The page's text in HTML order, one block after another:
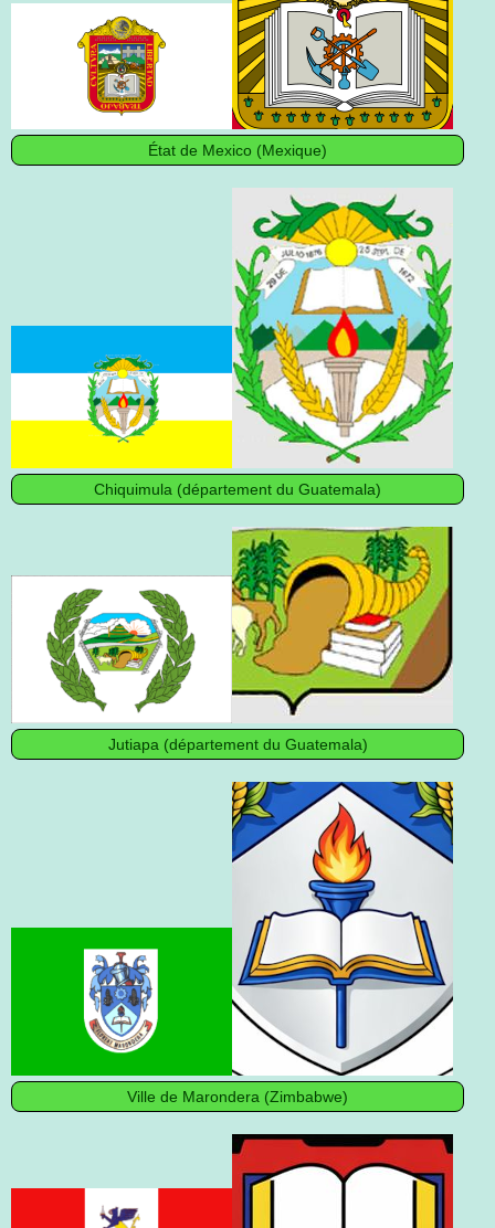
État de Mexico (Mexique)
Chiquimula (département du Guatemala)
Jutiapa (département du Guatemala)
Ville de Marondera (Zimbabwe)